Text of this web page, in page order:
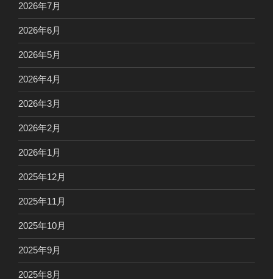
2026年7月
2026年6月
2026年5月
2026年4月
2026年3月
2026年2月
2026年1月
2025年12月
2025年11月
2025年10月
2025年9月
2025年8月